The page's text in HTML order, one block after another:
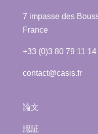
7 impasse des
France
+33 (0)3 80 79 11 14
contact@casis.fr
論文
認証